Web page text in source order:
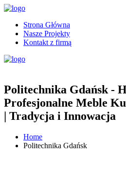
Strona Główna
Nasze Projekty
Kontakt z firmą
Politechnika Gdańsk -
Profesjonalne Meble
| Tradycja i Innowacja
Home
Politechnika Gdańsk